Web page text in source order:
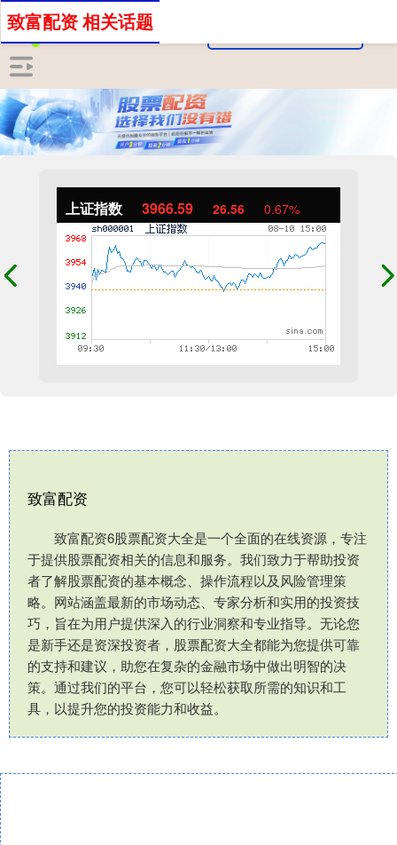
上证指数 3966.59 26.56 0.67%
致富配资
致富配资6股票配资大全是一个全面的在线资源，专注
于提供股票配资相关的信息和服务。我们致力于帮助投资
者了解股票配资的基本概念、操作流程以及风险管理策
略。网站涵盖最新的市场动态、专家分析和实用的投资技
巧，旨在为用户提供深入的行业洞察和专业指导。无论您
是新手还是资深投资者，股票配资大全都能为您提供可靠
的支持和建议，助您在复杂的金融市场中做出明智的决
策。通过我们的平台，您可以轻松获取所需的知识和工
具，以提升您的投资能力和收益。
致富配资 相关话题